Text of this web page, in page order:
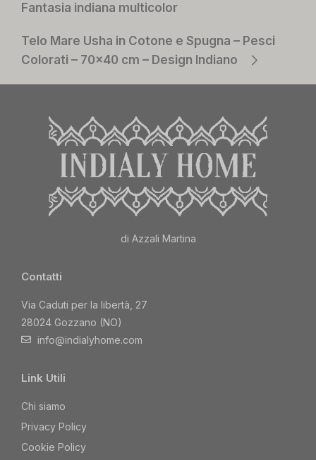
Fantasia indiana multicolor
Telo Mare Usha in Cotone e Spugna – Pesci
Colorati – 70×40 cm – Design Indiano
di Azzali Martina
Contatti
Via Caduti per la libertà, 27
28024 Gozzano (NO)
info@indialyhome.com
Link Utili
Chi siamo
Privacy Policy
Cookie Policy